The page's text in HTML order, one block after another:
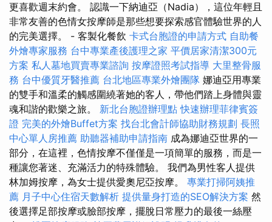
更喜歡週末約會。 認識一下納迪亞（Nadia），這位年輕且
非常友善的色情女按摩師是那些想要探索感官體驗世界的人
的完美選擇。 - 客製化餐飲 卡式台胞證的申請方式 自助餐
外燴專家服務 台中專業產後護理之家 平價居家清潔300元
方案 私人墓地買賣專業諮詢 按摩證照考試指導 大里整骨服
務 台中優質牙醫推薦 台北地區專業外燴團隊 娜迪亞用專業
的雙手和溫柔的觸感圍繞著她的客人，帶他們踏上身體與靈
魂和諧的歡樂之旅。 新北台胞證辦理點 快速辦理菲律賓簽
證 完美的外燴Buffet方案 找台北會計師協助財務規劃 長照
中心單人房推薦 助聽器補助申請指南 成為娜迪亞世界的一
部分，在這裡，色情按摩不僅僅是一項簡單的服務，而是一
種讓您著迷、充滿活力的特殊體驗。 我們為男性客人提供
林加姆按摩，為女士提供愛奧尼亞按摩。 專業打掃阿姨推
薦 月子中心住宿天數解析 提供量身打造的SEO解決方案 然
後選擇足部按摩或臉部按摩，擺脫日常壓力的最後一絲壓